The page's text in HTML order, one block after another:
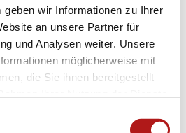
geben wir Informationen zu Ihrer
an unsere Partner für
und Analysen weiter. Unsere
möglicherweise mit
die Sie ihnen bereitgestellt
So können beispielsweise
Funktionalität des
auftreten, ohne dass eine
die Ursache ist. Bestimmte
ein Warnzeichen sein.